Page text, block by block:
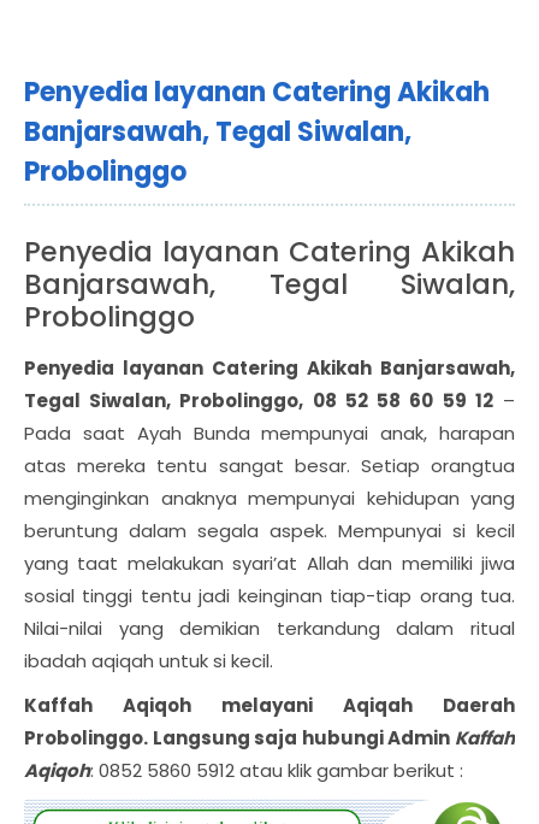
Penyedia layanan Catering Akikah
Banjarsawah, Tegal Siwalan,
Probolinggo
Penyedia layanan Catering Akikah
Banjarsawah, Tegal Siwalan,
Probolinggo
Penyedia layanan Catering Akikah Banjarsawah,
Tegal Siwalan, Probolinggo, 08 52 58 60 59 12–
Pada saat Ayah Bunda mempunyai anak, harapan
atas mereka tentu sangat besar. Setiap orangtua
menginginkan anaknya mempunyai kehidupan yang
beruntung dalam segala aspek. Mempunyai si kecil
yang taat melakukan syari’at Allah dan memiliki jiwa
sosial tinggi tentu jadi keinginan tiap-tiap orang tua.
Nilai-nilai yang demikian terkandung dalam ritual
ibadah aqiqah untuk si kecil.
Kaffah Aqiqoh melayani Aqiqah Daerah
Probolinggo. Langsung saja hubungi Admin Kaffah
Aqiqoh: 0852 5860 5912 atau klik gambar berikut :